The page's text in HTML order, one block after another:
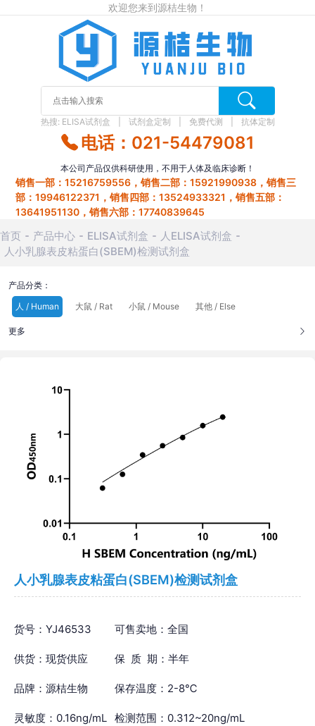
欢迎您来到源桔生物！
热搜: ELISA试剂盒 试剂盒定制 免费代测 抗体定制
电话：021-54479081
本公司产品仅供科研使用，不用于人体及临床诊断！
销售一部：15216759556，销售二部：15921990938，销售三
部：19946122371，销售四部：13524933321，销售五部：
13641951130，销售六部：17740839645
首页 产品中心 ELISA试剂盒
人ELISA试剂盒
人小乳腺表皮粘蛋白(SBEM)检测试剂盒
产品分类：
人 / Human
大鼠 / Rat 小鼠 / Mouse 其他 / Else
更多
人小乳腺表皮粘蛋白(SBEM)检测试剂盒
货号：YJ46533 可售卖地：全国
供货：现货供应 保 质 期：半年
品牌：源桔生物 保存温度：2-8℃
灵敏度：0.16ng/mL 检测范围：0.312~20ng/mL